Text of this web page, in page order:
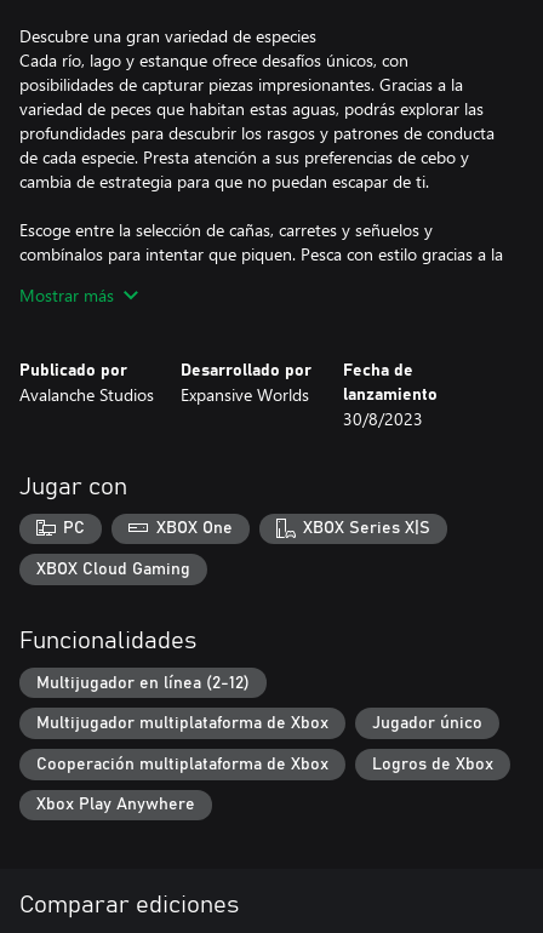
Descubre una gran variedad de especies
Cada río, lago y estanque ofrece desafíos únicos, con
posibilidades de capturar piezas impresionantes. Gracias a la
variedad de peces que habitan estas aguas, podrás explorar las
profundidades para descubrir los rasgos y patrones de conducta
de cada especie. Presta atención a sus preferencias de cebo y
cambia de estrategia para que no puedan escapar de ti.
Escoge entre la selección de cañas, carretes y señuelos y
combínalos para intentar que piquen. Pesca con estilo gracias a la
para hacerte con nuevas recompensas para tu caja de aparejos.
Juega con hasta 11 pescadores más. ¡Crea grupos de pesca y
comparte tu lugar secreto para mejorar tus posibilidades de
hacerte con esa esquiva pieza de rango diamante! Disfruta la
Mostrar más
Publicado por
Avalanche Studios
Desarrollado por
Expansive Worlds
Fecha de
lanzamiento
30/8/2023
Jugar con
PC XBOX One XBOX Series X|S
XBOX Cloud Gaming
Funcionalidades
Multijugador en línea (2-12)
Multijugador multiplataforma de Xbox Jugador único
Cooperación multiplataforma de Xbox Logros de Xbox
Xbox Play Anywhere
Comparar ediciones